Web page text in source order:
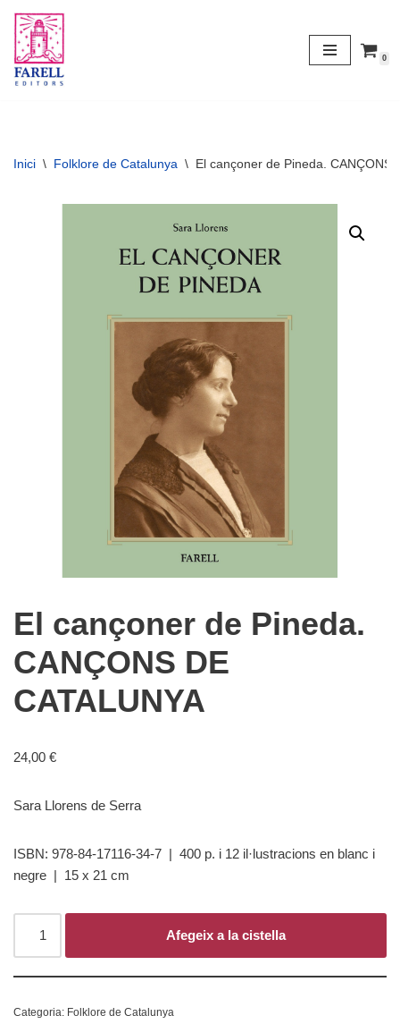
Vés
al
contingut
0
Inici \ Folklore de Catalunya \ El cançoner de Pineda. CANÇONS
El cançoner de Pineda.
CANÇONS DE
CATALUNYA
24,00 €
Sara Llorens de Serra
ISBN: 978-84-17116-34-7 | 400 p. i 12 il·lustracions en blanc i
negre | 15 x 21 cm
Afegeix a la cistella
Categoria: Folklore de Catalunya